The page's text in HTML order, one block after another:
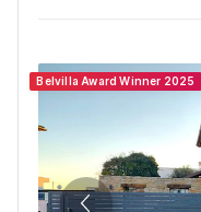
Belvilla Award Winner 2025